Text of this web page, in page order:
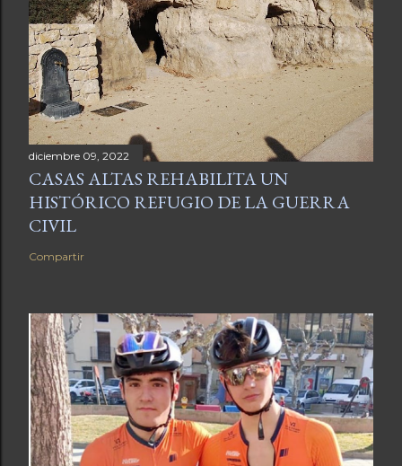
diciembre 09, 2022
CASAS ALTAS REHABILITA UN
HISTÓRICO REFUGIO DE LA GUERRA
CIVIL
Compartir